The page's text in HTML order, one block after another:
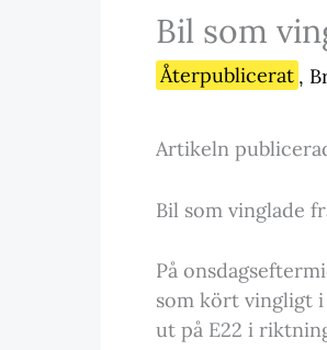
Bil som
Återpublicerat ,
Artikeln
Bil som vinglade
På
som kört vingligt
ut på E22 i